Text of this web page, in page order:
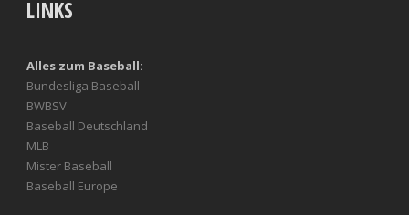
LINKS
Alles zum Baseball:
Bundesliga Baseball
BWBSV
Baseball Deutschland
MLB
Mister Baseball
Baseball Europe